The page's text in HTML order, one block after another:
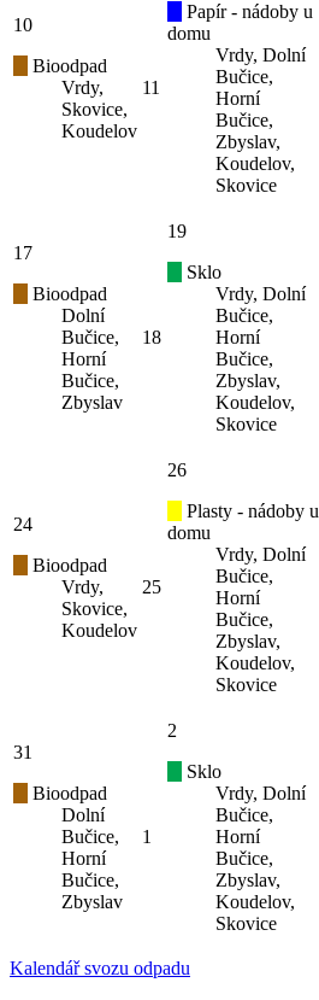
10
Bioodpad
Vrdy,
Skovice,
Koudelov
11
Papír - nádoby u
domu
Vrdy, Dolní
Bučice,
Horní
Bučice,
Zbyslav,
Koudelov,
Skovice
17
Bioodpad
Dolní
Bučice,
Horní
Bučice,
Zbyslav
18
19
Sklo
Vrdy, Dolní
Bučice,
Horní
Bučice,
Zbyslav,
Koudelov,
Skovice
24
Bioodpad
Vrdy,
Skovice,
Koudelov
25
26
Plasty - nádoby u
domu
Vrdy, Dolní
Bučice,
Horní
Bučice,
Zbyslav,
Koudelov,
Skovice
31
Bioodpad
Dolní
Bučice,
Horní
Bučice,
Zbyslav
1
2
Sklo
Vrdy, Dolní
Bučice,
Horní
Bučice,
Zbyslav,
Koudelov,
Skovice
Kalendář svozu odpadu